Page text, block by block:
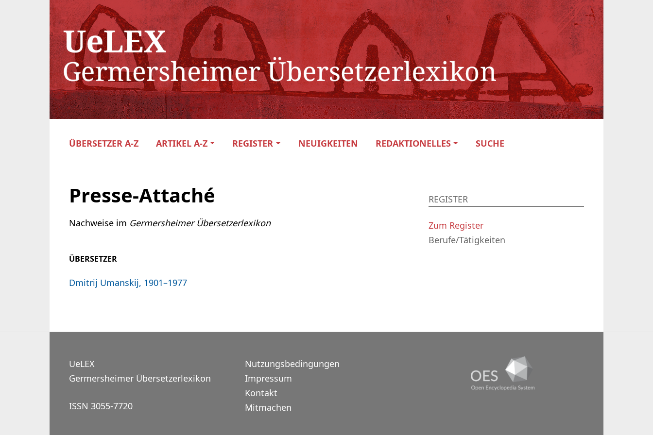
ÜBERSETZER A-Z ARTIKEL A-Z REGISTER NEUIGKEITEN REDAKTIONELLES SUCHE
Presse-Attaché
Nachweise im Germersheimer Übersetzerlexikon
ÜBERSETZER
Dmitrij Umanskij, 1901–1977
REGISTER
Zum Register
Berufe/Tätigkeiten
UeLEX
Germersheimer Übersetzerlexikon
ISSN 3055-7720
Nutzungsbedingungen
Impressum
Kontakt
Mitmachen